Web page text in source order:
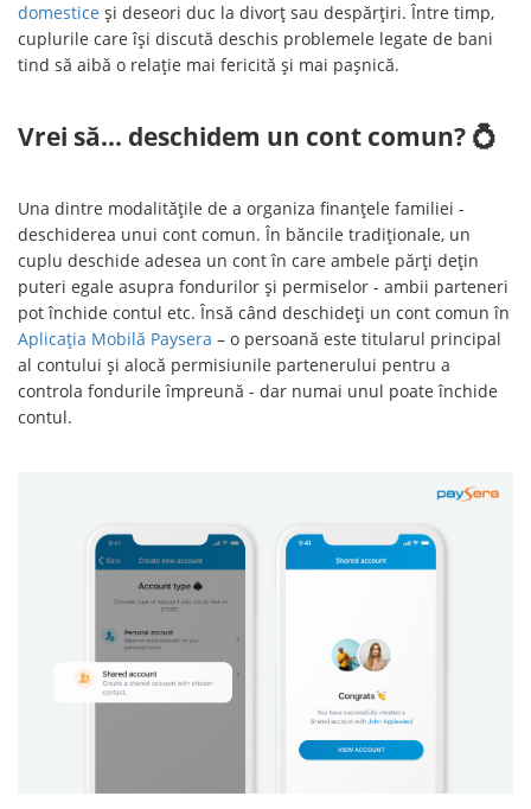
domestice și deseori duc la divorț sau despărțiri. Între timp,
cuplurile care își discută deschis problemele legate de bani
tind să aibă o relație mai fericită și mai pașnică.
Vrei să... deschidem un cont comun? 💍
Una dintre modalitățile de a organiza finanțele familiei -
deschiderea unui cont comun. În băncile tradiționale, un
cuplu deschide adesea un cont în care ambele părți dețin
puteri egale asupra fondurilor și permiselor - ambii parteneri
pot închide contul etc. Însă când deschideți un cont comun în
Aplicația Mobilă Paysera – o persoană este titularul principal
al contului și alocă permisiunile partenerului pentru a
controla fondurile împreună - dar numai unul poate închide
contul.